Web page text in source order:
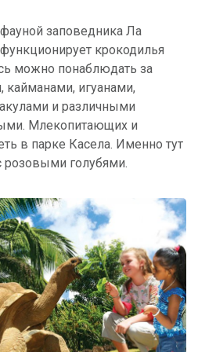
заповедника Ла
крокодилья
можно понаблюдать за
игуанами,
и различными
Млекопитающих и
в парке Касела. Именно тут
розовыми голубями.